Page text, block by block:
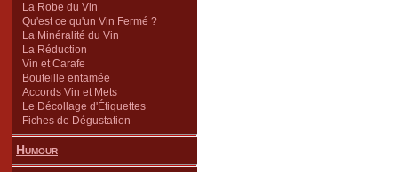
La Robe du Vin
Qu'est ce qu'un Vin Fermé ?
La Minéralité du Vin
La Réduction
Vin et Carafe
Bouteille entamée
Accords Vin et Mets
Le Décollage d'Étiquettes
Fiches de Dégustation
Humour